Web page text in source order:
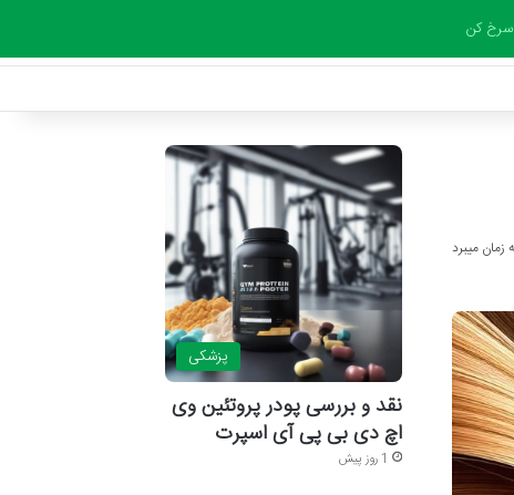
سرخ کن
پزشکی
نقد و بررسی پودر پروتئین وی
اچ دی بی پی آی اسپرت
1 روز پیش